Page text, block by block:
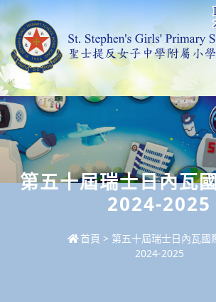
第五十屆瑞士日內瓦
2024-2025
首頁 > 第五十屆瑞士日內瓦國
2024-2025